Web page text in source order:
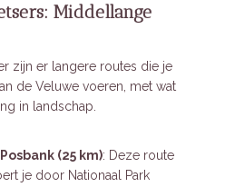
Middellange
zijn er langere routes die je
de Veluwe voeren, met wat
in landschap.
(25 km): Deze route
je door Nationaal Park